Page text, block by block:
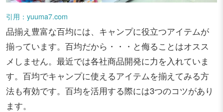
引用：yuuma7.com
品揃え豊富な百均には、キャンプに役立つアイテムが
揃っています。百均だから・・・と侮ることはオスス
メしません。最近では各社商品開発に力を入れていま
す。百均でキャンプに使えるアイテムを揃えてみる方
法も有効です。百均を活用する際には3つのコツがあり
ます。